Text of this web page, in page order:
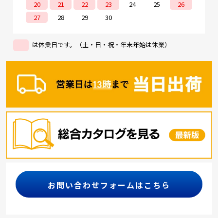
20 21 22 23 24 25
26
27
28 29 30
は休業日です。（土・日・祝・年末年始は休業）
お問い合わせフォームはこちら